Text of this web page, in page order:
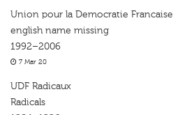
Union pour la Democratie Francaise
english name missing
1992–2006
7 Mar 20
UDF Radicaux
Radicals